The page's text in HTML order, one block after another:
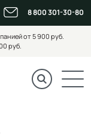
8 800 301-30-80
от 5 900 руб.
руб.